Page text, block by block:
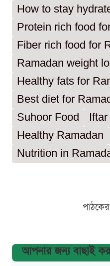
How to stay
Protein rich food
Fiber rich food for
Ramadan weight
Healthy fats for
Best diet for
Suhoor Food
Healthy Ramadan
Nutrition in
আপনার জন্য বাছাই